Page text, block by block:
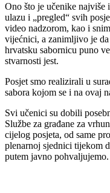
Ono što je učenike najviše
ulazu i „pregled“ svih
video nadzorom, kao i
vijećnici, a zanimljivo je
hrvatsku sabornicu puno
stvarnosti jest.
Posjet smo realizirali u
sabora kojom se i na ovaj
Svi učenici su dobili
Službe za građane za
cijelog posjeta, od same
plenarnoj sjednici tijekom
putem javno pohvaljujemo.